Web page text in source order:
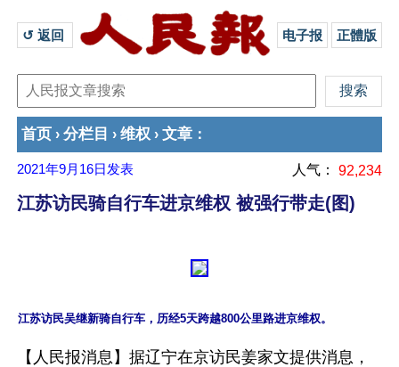
↺ 返回 电子报 正體版
首页 › 分栏目 › 维权 › 文章 ：
2021年9月16日 发表 人气： 92,234
江苏访民骑自行车进京维权 被强行带走(图)
【人民报消息】据辽宁在京访民姜家文提供消息，